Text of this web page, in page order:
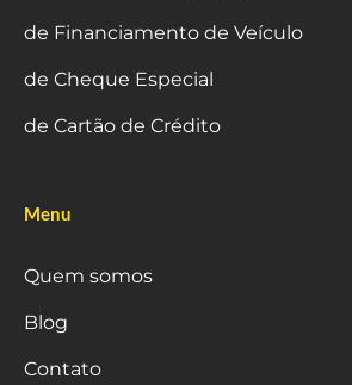
de Financiamento de Veículo
de Cheque Especial
de Cartão de Crédito
Menu
Quem somos
Blog
Contato